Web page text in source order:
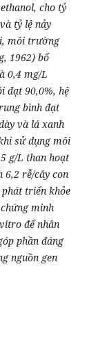
cho tỷ
tỷ lệ nảy
môi trường
1962) bổ
0,4 mg/L
đạt 90,0%, hệ
bình đạt
và lá xanh
sử dụng môi
g/L than hoạt
6,2 rễ/cây con
triển khỏe
minh
để nhân
phần đáng
nguồn gen